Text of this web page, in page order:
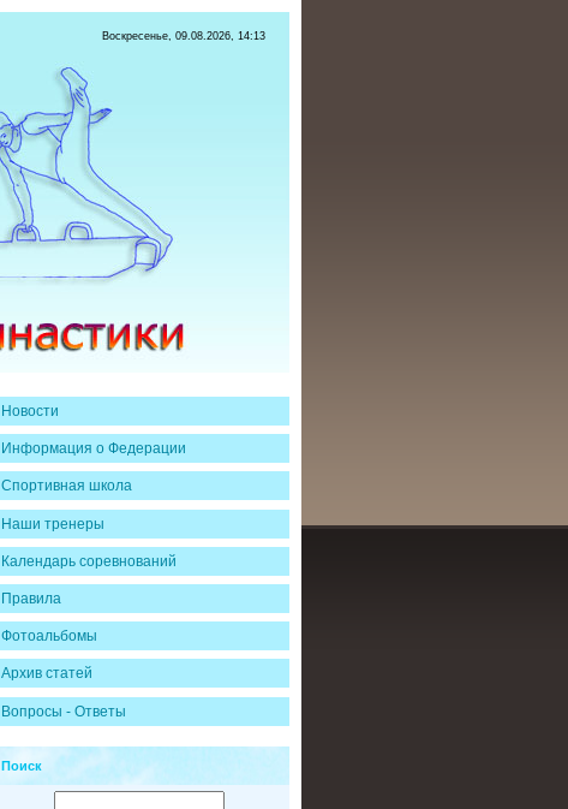
Воскресенье, 09.08.2026, 14:13
Новости
Информация о Федерации
Спортивная школа
Наши тренеры
Календарь соревнований
Правила
Фотоальбомы
Архив статей
Вопросы - Ответы
Поиск